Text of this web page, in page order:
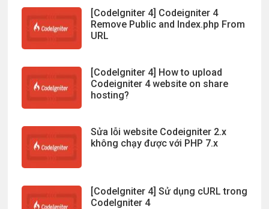
[CodeIgniter 4] Codeigniter 4
Remove Public and Index.php From
URL
[CodeIgniter 4] How to upload
Codeigniter 4 website on share
hosting?
Sửa lỗi website Codeigniter 2.x
không chạy được với PHP 7.x
[CodeIgniter 4] Sử dụng cURL trong
CodeIgniter 4